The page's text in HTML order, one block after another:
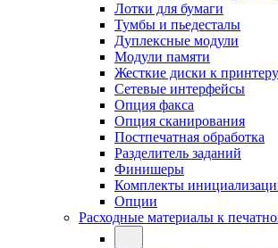
Лотки для бумаги
Тумбы и пьедесталы
Дуплексные модули
Модули памяти
Жесткие диски к принтеру
Сетевые интерфейсы
Опция факса
Опция сканирования
Постпечатная обработка
Разделитель заданий
Финишеры
Комплекты
Опции
Расходные материалы к